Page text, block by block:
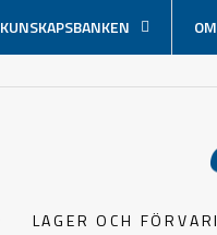
KUNSKAPSBANKEN
LAGER OCH